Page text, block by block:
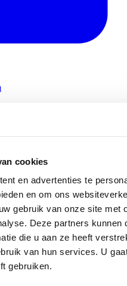
cookies
en advertenties te
en om ons
gebruik van onze site met
Deze partners kunnen
die u aan ze heeft
van hun services. U
gebruiken.